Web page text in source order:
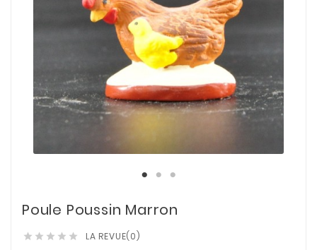
Poule Poussin Marron
     LA REVUE(0)